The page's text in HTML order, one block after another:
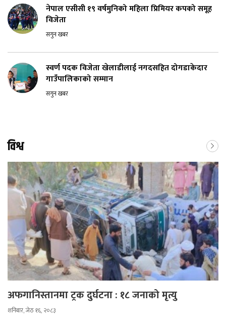
नेपाल एसीसी १९ वर्षमुनिको महिला प्रिमियर कपको समूह
विजेता
सगुन खबर
स्वर्ण पदक विजेता खेलाडीलाई नगदसहित दोगडाकेदार
गाउँपालिकाको सम्मान
सगुन खबर
विश्व
अफगानिस्तानमा ट्रक दुर्घटना : १८ जनाको मृत्यु
शनिबार, जेठ १६, २०८३